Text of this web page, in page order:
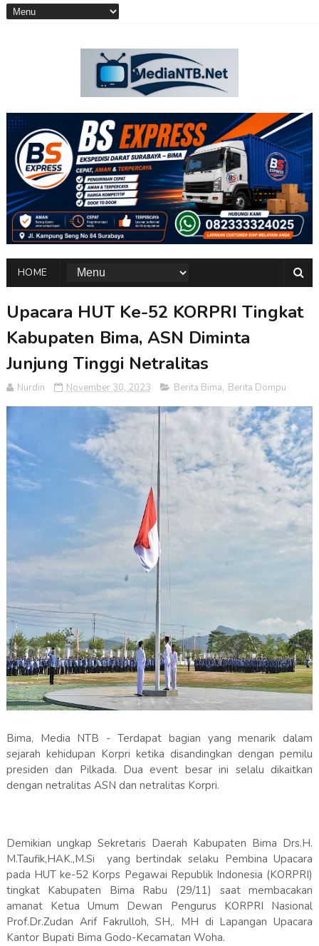
HOME
Upacara HUT Ke-52 KORPRI Tingkat
Kabupaten Bima, ASN Diminta
Junjung Tinggi Netralitas
Nurdin November 30, 2023 Berita Bima, Berita Dompu
Bima, Media NTB - Terdapat bagian yang menarik dalam
sejarah kehidupan Korpri ketika disandingkan dengan pemilu
presiden dan Pilkada. Dua event besar ini selalu dikaitkan
dengan netralitas ASN dan netralitas Korpri.
Demikian ungkap Sekretaris Daerah Kabupaten Bima Drs.H.
M.Taufik,HAK.,M.Si yang bertindak selaku Pembina Upacara
pada HUT ke-52 Korps Pegawai Republik Indonesia (KORPRI)
tingkat Kabupaten Bima Rabu (29/11) saat membacakan
amanat Ketua Umum Dewan Pengurus KORPRI Nasional
Prof.Dr.Zudan Arif Fakrulloh, SH,. MH di Lapangan Upacara
Kantor Bupati Bima Godo-Kecamatan Woha.